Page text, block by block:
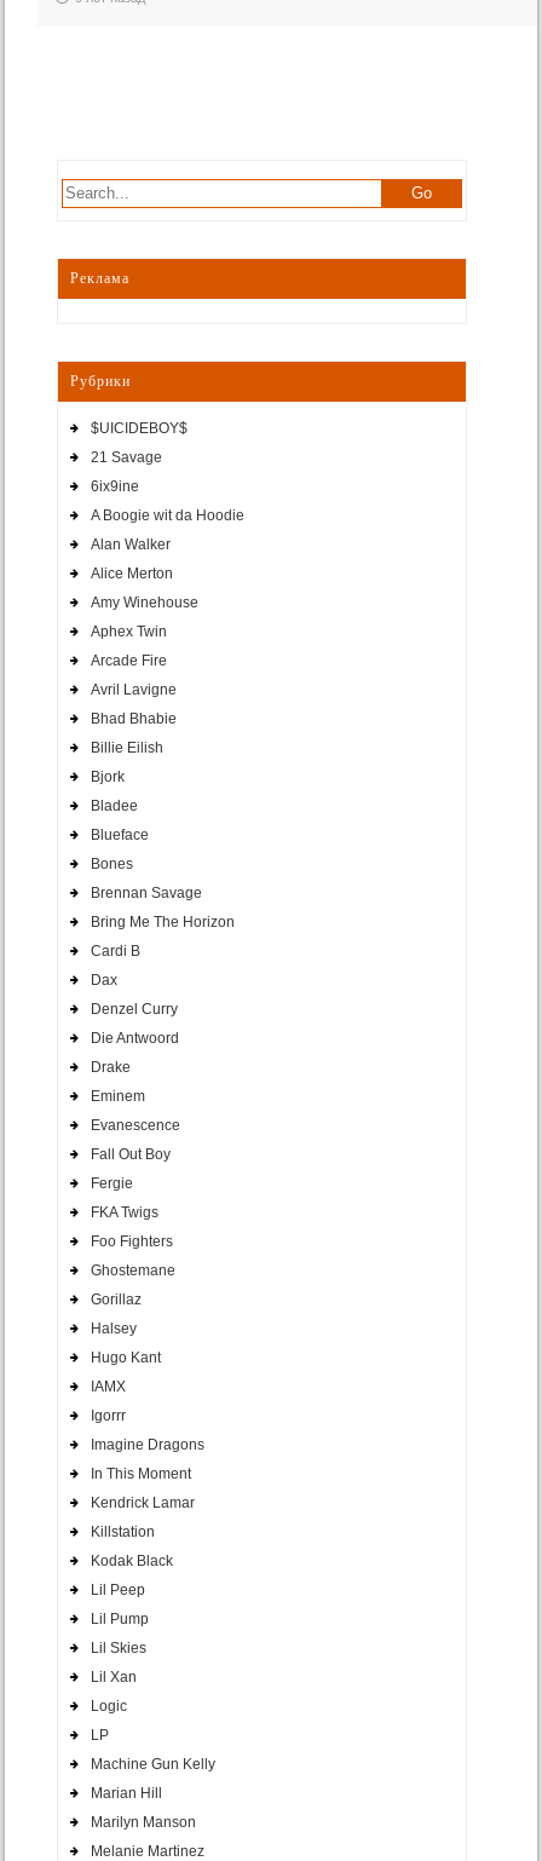
Реклама
Рубрики
$UICIDEBOY$
21 Savage
6ix9ine
A Boogie wit da Hoodie
Alan Walker
Alice Merton
Amy Winehouse
Aphex Twin
Arcade Fire
Avril Lavigne
Bhad Bhabie
Billie Eilish
Bjork
Bladee
Blueface
Bones
Brennan Savage
Bring Me The Horizon
Cardi B
Dax
Denzel Curry
Die Antwoord
Drake
Eminem
Evanescence
Fall Out Boy
Fergie
FKA Twigs
Foo Fighters
Ghostemane
Gorillaz
Halsey
Hugo Kant
IAMX
Igorrr
Imagine Dragons
In This Moment
Kendrick Lamar
Killstation
Kodak Black
Lil Peep
Lil Pump
Lil Skies
Lil Xan
Logic
LP
Machine Gun Kelly
Marian Hill
Marilyn Manson
Melanie Martinez